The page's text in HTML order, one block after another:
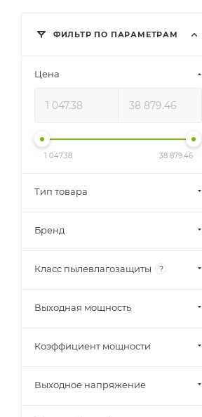
ФИЛЬТР ПО ПАРАМЕТРАМ
Цена
1 047.38 38 879.46
Тип товара
Бренд
Класс пылевлагозащиты ?
Выходная мощность
Коэффициент мощности
Выходное напряжение